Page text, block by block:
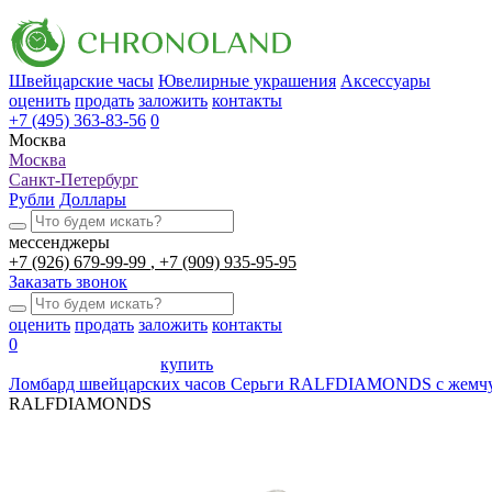
Швейцарские часы Ювелирные украшения Аксессуары
оценить продать заложить контакты
+7 (495) 363-83-56 0
Москва
Москва
Санкт-Петербург
Рубли Доллары
мессенджеры
+7 (926) 679-99-99
+7 (909) 935-95-95
Заказать звонок
оценить продать заложить контакты
0
купить
Ломбард швейцарских часов Серьги RALFDIAMONDS с
RALFDIAMONDS